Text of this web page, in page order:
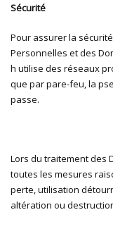
Sécurité
Pour assurer la
Personnelles et des
h utilise des réseaux
que par pare-feu, la
passe.
Lors du traitement des
toutes les mesures
perte, utilisation
altération ou